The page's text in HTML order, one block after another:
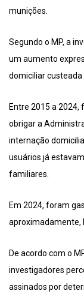
munições.
Segundo o MP, a
um aumento
domiciliar custeada
Entre 2015 a
obrigar a
internação
usuários já
familiares.
Em 2024, foram
aproximadamente,
De acordo com o
investigadores
assinados por